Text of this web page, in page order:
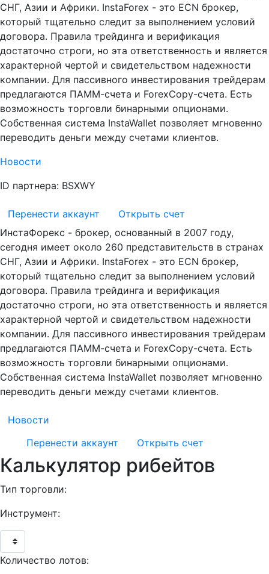
СНГ, Азии и Африки. InstaForex - это ECN брокер,
который тщательно следит за выполнением условий
договора. Правила трейдинга и верификация
достаточно строги, но эта ответственность и является
характерной чертой и свидетельством надежности
компании. Для пассивного инвестирования трейдерам
предлагаются ПАММ-счета и ForexCopy-счета. Есть
возможность торговли бинарными опционами.
Собственная система InstaWallet позволяет мгновенно
переводить деньги между счетами клиентов.
Новости
ID партнера: BSXWY
Перенести аккаунт
Открыть счет
ИнстаФорекс - брокер, основанный в 2007 году,
сегодня имеет около 260 представительств в странах
СНГ, Азии и Африки. InstaForex - это ECN брокер,
который тщательно следит за выполнением условий
договора. Правила трейдинга и верификация
достаточно строги, но эта ответственность и является
характерной чертой и свидетельством надежности
компании. Для пассивного инвестирования трейдерам
предлагаются ПАММ-счета и ForexCopy-счета. Есть
возможность торговли бинарными опционами.
Собственная система InstaWallet позволяет мгновенно
переводить деньги между счетами клиентов.
Новости
Перенести аккаунт
Открыть счет
Калькулятор рибейтов
Тип торговли:
Инструмент:
Количество лотов: